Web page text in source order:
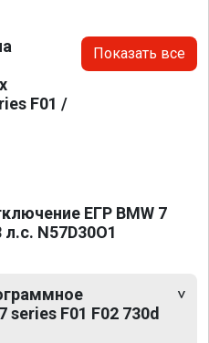
F01 /
Показать все
ЕГР BMW 7
N57D30O1
series F01 F02 730d